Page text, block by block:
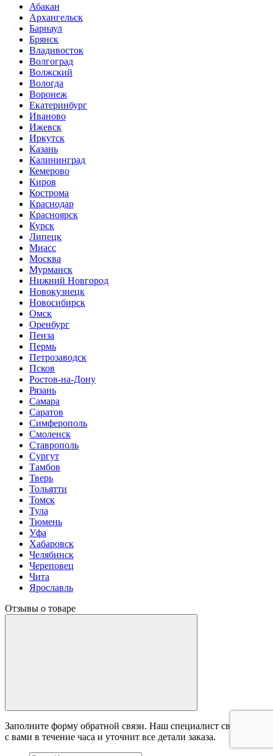
Абакан
Архангельск
Барнаул
Брянск
Владивосток
Волгоград
Волжский
Вологда
Воронеж
Екатеринбург
Иваново
Ижевск
Иркутск
Казань
Калининград
Кемерово
Киров
Кострома
Краснодар
Красноярск
Курск
Липецк
Миасс
Москва
Мурманск
Нижний Новгород
Новокузнецк
Новосибирск
Омск
Оренбург
Пенза
Пермь
Петрозаводск
Псков
Ростов-на-Дону
Рязань
Самара
Саратов
Симферополь
Смоленск
Ставрополь
Сургут
Тамбов
Тверь
Тольятти
Томск
Тула
Тюмень
Уфа
Хабаровск
Челябинск
Череповец
Чита
Ярославль
Отзывы о товаре
Заполните форму обратной связи. Наш специалист свяжется
с вами в течение часа и уточнит все детали заказа.